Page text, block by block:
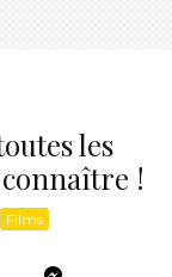
les
!
Films